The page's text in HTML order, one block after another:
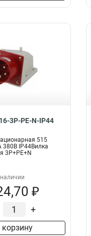
3P-PE-N-IP44
515
380В IP44Вилка
3P+PE+N
₽
+
корзину